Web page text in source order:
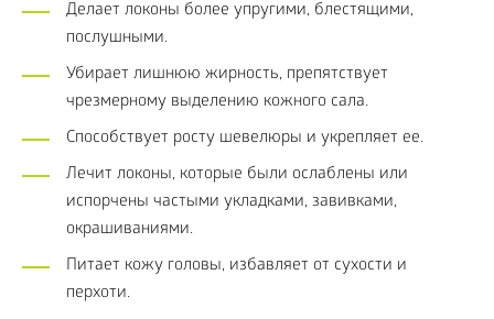
Делает локоны более упругими, блестящими,
послушными.
Убирает лишнюю жирность, препятствует
чрезмерному выделению кожного сала.
Способствует росту шевелюры и укрепляет ее.
Лечит локоны, которые были ослаблены или
испорчены частыми укладками, завивками,
окрашиваниями.
Питает кожу головы, избавляет от сухости и
перхоти.